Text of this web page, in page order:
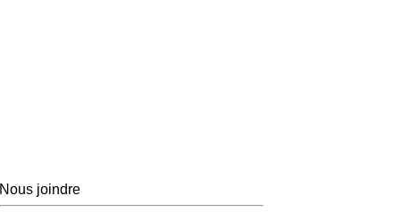
Nous joindre